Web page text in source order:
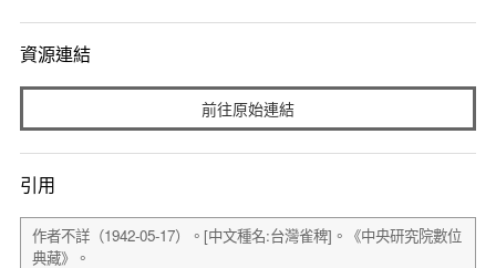
資源連結
前往原始連結
引用